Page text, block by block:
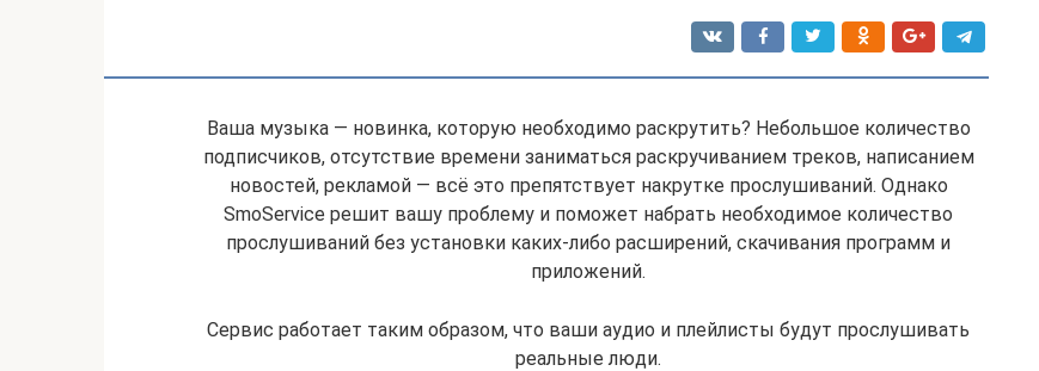
Ваша музыка — новинка, которую необходимо раскрутить? Небольшое количество
подписчиков, отсутствие времени заниматься раскручиванием треков, написанием
новостей, рекламой — всё это препятствует накрутке прослушиваний. Однако
SmoService решит вашу проблему и поможет набрать необходимое количество
прослушиваний без установки каких-либо расширений, скачивания программ и
приложений.
Сервис работает таким образом, что ваши аудио и плейлисты будут прослушивать
реальные люди.